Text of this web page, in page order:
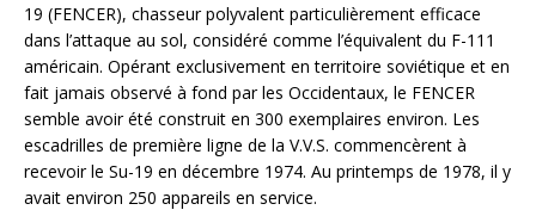
19 (FENCER), chasseur polyvalent particulièrement efficace
dans l’attaque au sol, considéré comme l’équivalent du F-111
américain. Opérant exclusivement en territoire soviétique et en
fait jamais observé à fond par les Occidentaux, le FENCER
semble avoir été construit en 300 exemplaires environ. Les
escadrilles de première ligne de la V.V.S. commencèrent à
recevoir le Su-19 en décembre 1974. Au printemps de 1978, il y
avait environ 250 appareils en service.